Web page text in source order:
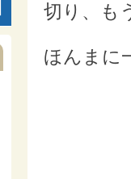
切り、も
ほんまに